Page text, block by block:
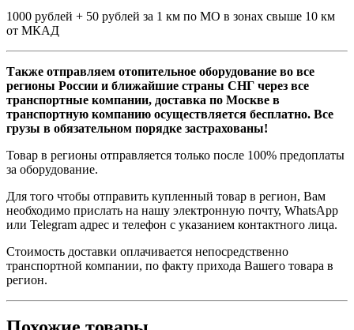
1000 рублей + 50 рублей за 1 км по МО в зонах свыше 10 км
от МКАД
Также отправляем отопительное оборудование во все
регионы России и ближайшие страны СНГ через все
транспортные компании, доставка по Москве в
транспортную компанию осуществляется бесплатно. Все
грузы в обязательном порядке застрахованы!
Товар в регионы отправляется только после 100% предоплаты
за оборудование.
Для того чтобы отправить купленный товар в регион, Вам
необходимо прислать на нашу электронную почту, WhatsApp
или Telegram адрес и телефон с указанием контактного лица.
Стоимость доставки оплачивается непосредственно
транспортной компании, по факту прихода Вашего товара в
регион.